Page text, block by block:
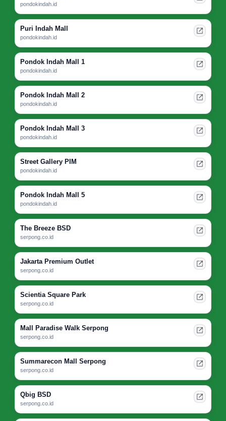
pondokindah.id
Puri Indah Mall
pondokindah.id
Pondok Indah Mall 1
pondokindah.id
Pondok Indah Mall 2
pondokindah.id
Pondok Indah Mall 3
pondokindah.id
Street Gallery PIM
pondokindah.id
Pondok Indah Mall 5
pondokindah.id
The Breeze BSD
serpong.co.id
Jakarta Premium Outlet
serpong.co.id
Scientia Square Park
serpong.co.id
Mall Paradise Walk Serpong
serpong.co.id
Summarecon Mall Serpong
serpong.co.id
Qbig BSD
serpong.co.id